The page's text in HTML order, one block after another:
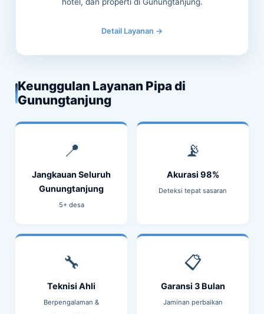
hotel, dan properti di Gunungtanjung.
Detail Layanan →
Keunggulan Layanan Pipa di
Gunungtanjung
📍
Jangkauan Seluruh
Gunungtanjung
5+ desa
📡
Akurasi 98%
Deteksi tepat sasaran
🔧
Teknisi Ahli
Berpengalaman &
📋
Garansi 3 Bulan
Jaminan perbaikan